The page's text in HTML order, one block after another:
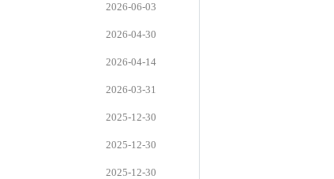
2026-06-03
2026-04-30
2026-04-14
2026-03-31
2025-12-30
2025-12-30
2025-12-30